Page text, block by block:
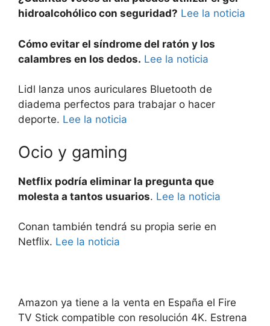
hidroalcohólico con seguridad? Lee la noticia
Cómo evitar el síndrome del ratón y los
calambres en los dedos. Lee la noticia
Lidl lanza unos auriculares Bluetooth de
diadema perfectos para trabajar o hacer
deporte. Lee la noticia
Ocio y gaming
Netflix podría eliminar la pregunta que
molesta a tantos usuarios. Lee la noticia
Conan también tendrá su propia serie en
Netflix. Lee la noticia
Amazon ya tiene a la venta en España el Fire
TV Stick compatible con resolución 4K. Estrena